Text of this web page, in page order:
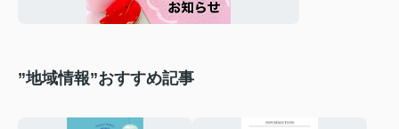
”地域情報”おすすめ記事